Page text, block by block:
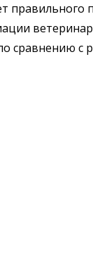
сравнению с